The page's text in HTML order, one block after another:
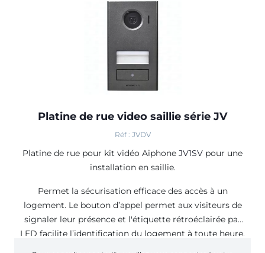
Platine de rue video saillie série JV
Réf : JVDV
Platine de rue pour kit vidéo Aiphone JV1SV pour une
installation en saillie.
Permet la sécurisation efficace des accès à un
logement. Le bouton d’appel permet aux visiteurs de
signaler leur présence et l'étiquette rétroéclairée par
LED facilite l’identification du logement à toute heure.